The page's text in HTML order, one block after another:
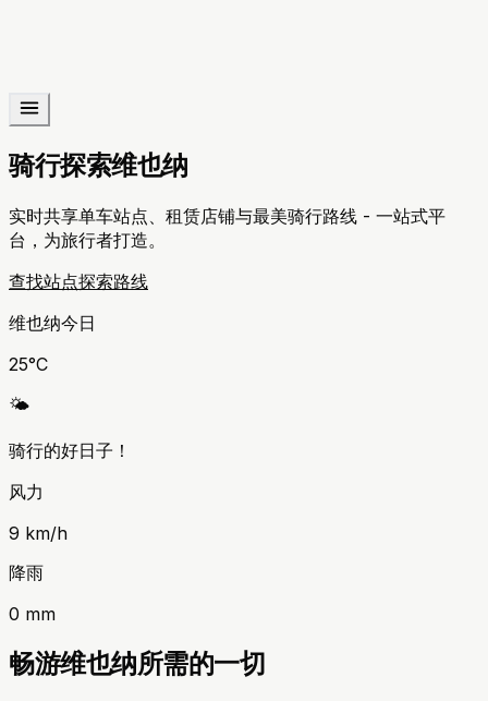
骑行探索维也纳
实时共享单车站点、租赁店铺与最美骑行路线 - 一站式平
台，为旅行者打造。
查找站点探索路线
维也纳今日
25°C
🌤️
骑行的好日子！
风力
9 km/h
降雨
0 mm
畅游维也纳所需的一切